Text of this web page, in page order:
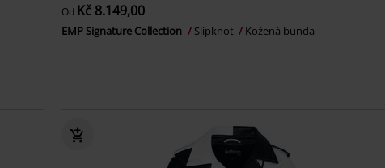
Od Kč 8.149,00
EMP Signature Collection Slipknot Kožená bunda